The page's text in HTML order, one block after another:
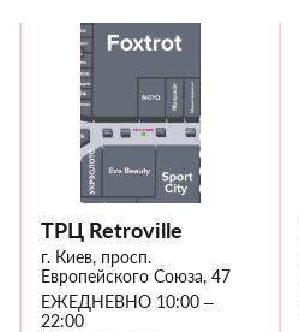
ТРЦ Retroville
г. Киев, просп.
Европейского Союза, 47
ЕЖЕДНЕВНО 10:00 –
22:00